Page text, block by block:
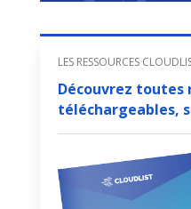
LES RESSOURCES
Découvrez toutes
téléchargeables,